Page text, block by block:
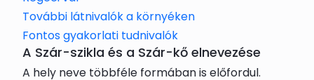
További látnivalók a környéken
Fontos gyakorlati tudnivalók
A Szár-szikla és a Szár-kő elnevezése
A hely neve többféle formában is előfordul.